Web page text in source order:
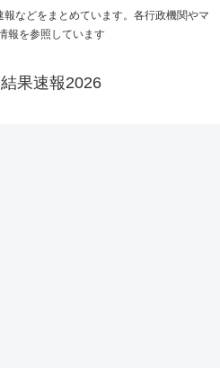
などをまとめています。各行政機関やマ
報を参照しています
果速報2026